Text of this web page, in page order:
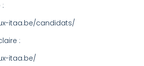
itaa.be/candidats/
:
itaa.be/